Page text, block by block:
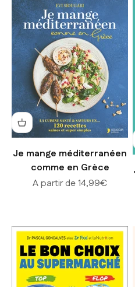
Je mange méditerranéen
comme en Grèce
Prix de vente
A partir de 14,99€